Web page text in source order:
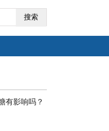
搜索
有影响吗？